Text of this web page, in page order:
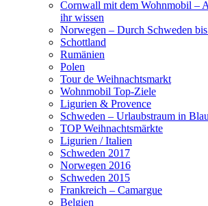
Cornwall mit dem Wohnmobil –
ihr wissen
Norwegen – Durch Schweden
Schottland
Rumänien
Polen
Tour de Weihnachtsmarkt
Wohnmobil Top-Ziele
Ligurien & Provence
Schweden – Urlaubstraum in
TOP Weihnachtsmärkte
Ligurien / Italien
Schweden 2017
Norwegen 2016
Schweden 2015
Frankreich – Camargue
Belgien